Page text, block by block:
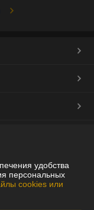
удобства
персональных
cookies или